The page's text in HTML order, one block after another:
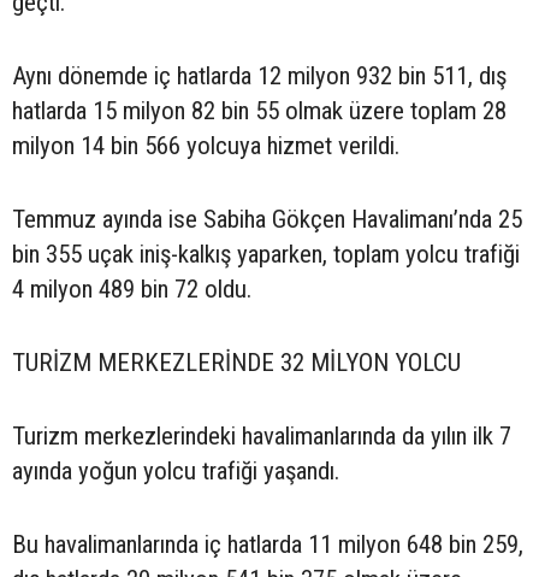
Aynı dönemde iç hatlarda 12 milyon 932 bin 511, dış
hatlarda 15 milyon 82 bin 55 olmak üzere toplam 28
milyon 14 bin 566 yolcuya hizmet verildi.
Temmuz ayında ise Sabiha Gökçen Havalimanı’nda 25
bin 355 uçak iniş-kalkış yaparken, toplam yolcu trafiği
4 milyon 489 bin 72 oldu.
TURİZM MERKEZLERİNDE 32 MİLYON YOLCU
Turizm merkezlerindeki havalimanlarında da yılın ilk 7
ayında yoğun yolcu trafiği yaşandı.
Bu havalimanlarında iç hatlarda 11 milyon 648 bin 259,